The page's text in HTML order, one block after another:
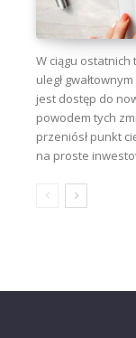
W ciągu
uległ
jest dostęp do
powodem tych
przeniósł punkt
na proste